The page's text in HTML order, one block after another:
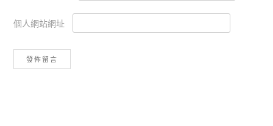
個人網站網址